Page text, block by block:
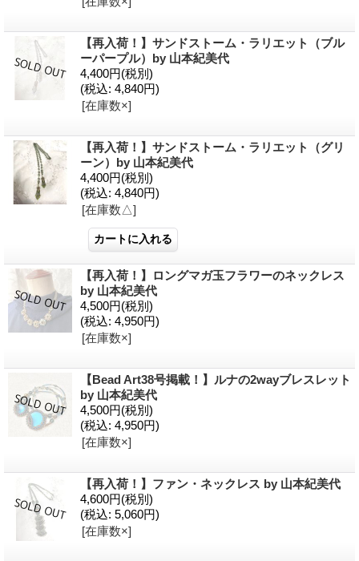
【再入荷！】サンドストーム・ラリエット（ブル
ーパープル）by 山本紀美代
4,400円(税別)
(税込: 4,840円)
[在庫数×]
【再入荷！】サンドストーム・ラリエット（グリ
ーン）by 山本紀美代
4,400円(税別)
(税込: 4,840円)
[在庫数△]
【再入荷！】ロングマガ玉フラワーのネックレス
by 山本紀美代
4,500円(税別)
(税込: 4,950円)
[在庫数×]
【Bead Art38号掲載！】ルナの2wayブレスレット
by 山本紀美代
4,500円(税別)
(税込: 4,950円)
[在庫数×]
【再入荷！】ファン・ネックレス by 山本紀美代
4,600円(税別)
(税込: 5,060円)
[在庫数×]